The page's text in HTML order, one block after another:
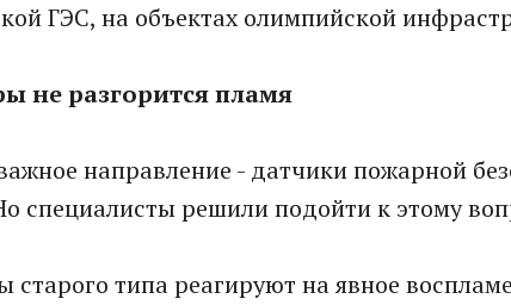
ГЭС, на объектах олимпийской
не разгорится пламя
направление - датчики пожарной
специалисты решили подойти к этому
старого типа реагируют на явное